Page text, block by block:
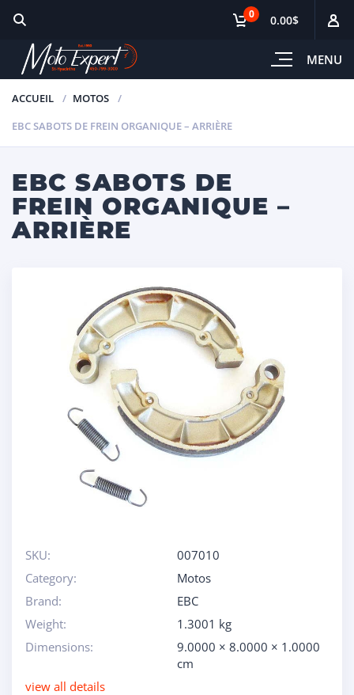
MENU
0 0.00$
ACCUEIL
MOTOS
EBC SABOTS DE FREIN ORGANIQUE – ARRIÈRE
EBC SABOTS DE
FREIN ORGANIQUE –
ARRIÈRE
SKU:
007010
Category:
Motos
Brand:
EBC
Weight:
1.3001 kg
Dimensions:
9.0000 × 8.0000 × 1.0000
cm
view all details